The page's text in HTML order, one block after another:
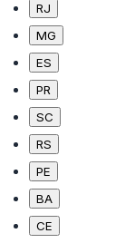
RJ
MG
ES
PR
SC
RS
PE
BA
CE